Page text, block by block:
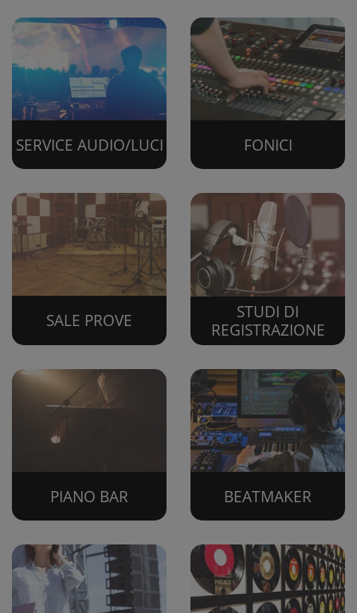
SERVICE AUDIO/LUCI FONICI
SALE PROVE
STUDI DI
REGISTRAZIONE
PIANO BAR BEATMAKER